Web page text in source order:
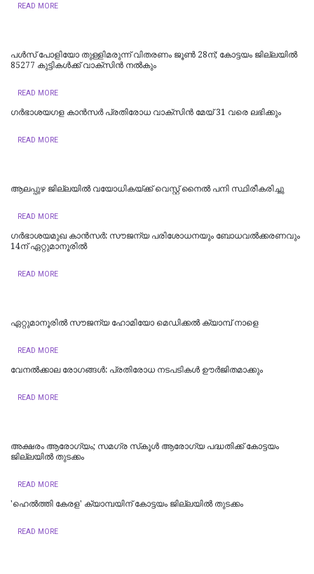
READ MORE
പള്‍സ് പോളിയോ തുള്ളിമരുന്ന് വിതരണം ജൂണ്‍ 28ന്; കോട്ടയം ജില്ലയില്‍
85277 കുട്ടികള്‍ക്ക് വാക്സിന്‍ നല്‍കും
READ MORE
ഗർഭാശയഗള കാൻസർ പ്രതിരോധ വാക്‌സിൻ മേയ് 31 വരെ ലഭിക്കും
READ MORE
ആലപ്പുഴ ജില്ലയിൽ വയോധികയ്ക്ക് വെസ്റ്റ് നൈൽ പനി സ്ഥിരീകരിച്ചു
READ MORE
ഗർഭാശയമുഖ കാൻസർ: സൗജന്യ പരിശോധനയും ബോധവൽക്കരണവും
14ന് ഏറ്റുമാനൂരിൽ
READ MORE
ഏറ്റുമാനൂരിൽ സൗജന്യ ഹോമിയോ മെഡിക്കൽ ക്യാമ്പ് നാളെ
READ MORE
വേനൽക്കാല രോഗങ്ങൾ: പ്രതിരോധ നടപടികൾ ഊർജിതമാക്കും
READ MORE
​അക്ഷരം ആരോഗ്യം; സമഗ്ര സ്‌കൂൾ ആരോഗ്യ പദ്ധതിക്ക് കോട്ടയം
ജില്ലയിൽ തുടക്കം
READ MORE
'ഹെൽത്തി കേരള' ക്യാമ്പയിന് കോട്ടയം ജില്ലയിൽ തുടക്കം
READ MORE